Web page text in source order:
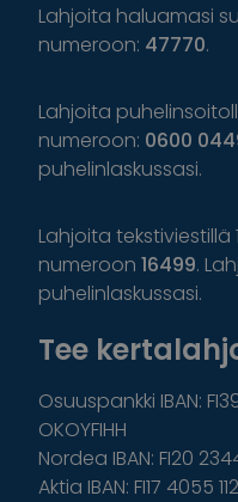
Lahjoita haluamasi
numeroon: 47770.
Lahjoita
numeroon: 0600
puhelinlaskussasi.
Lahjoita tekstiviestillä
numeroon 16499.
puhelinlaskussasi.
Tee
Osuuspankki IBAN:
OKOYFIHH
Nordea IBAN: FI20
Aktia IBAN: FI17 4055